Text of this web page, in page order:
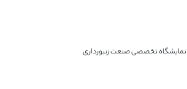
نمایشگاه تخصصی صنعت زنبورداری